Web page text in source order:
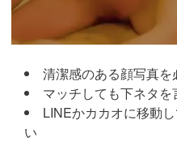
清潔感のある顔写真を
マッチしても下ネタ
LINEかカカオに移動
い